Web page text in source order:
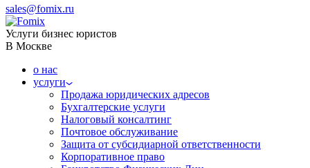
sales@fomix.ru
Услуги бизнес юристов
В Москве
о нас
услуги
Продажа юридических адресов
Бухгалтерские услуги
Налоговый консалтинг
Почтовое обслуживание
Защита от субсидиарной ответственности
Корпоративное право